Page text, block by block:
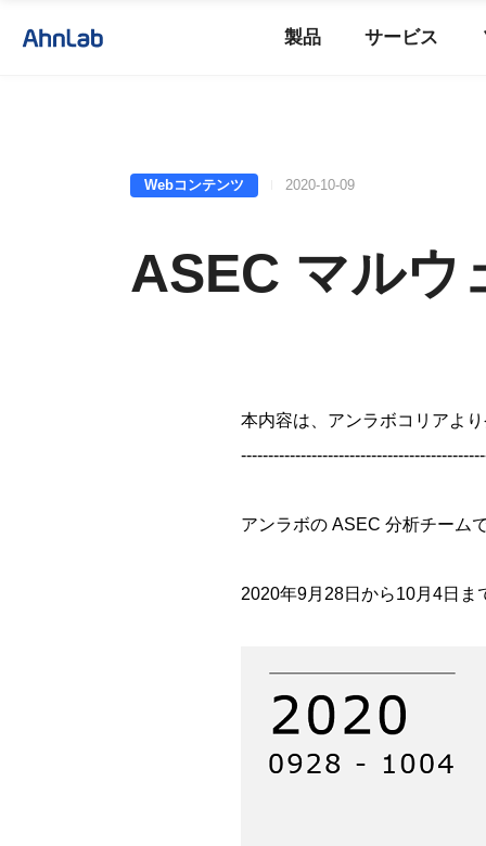
製品 サービス
Webコンテンツ 2020-10-09
ASEC マルウ
本内容は、アンラボコリアよ
アンラボの ASEC 分析チーム
2020年9月28日から10月4日ま